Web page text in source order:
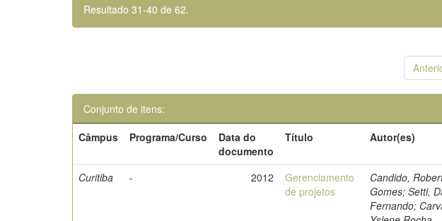
Resultado 31-40 de 62.
Conjunto de itens:
Câmpus
Programa/Curso
Data do
documento
Título Autor(es)
Curitiba - 2012
Gerenciamento
de projetos
Candido,
Gomes; Setti,
Fernando;